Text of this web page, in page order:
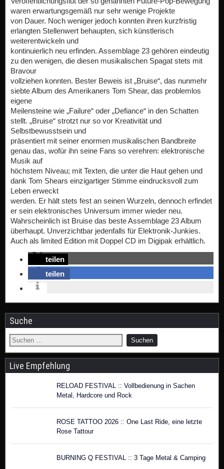
waren erwartungsgemäß nur sehr wenige Projekte
von Dauer. Noch weniger jedoch konnten ihren kurzfristig
erlangten Stellenwert behaupten, sich künstlerisch
weiterentwickeln und
kontinuierlich neu erfinden. Assemblage 23 gehören eindeutig
zu den wenigen, die diesen musikalischen Spagat stets mit
Bravour
vollziehen konnten. Bester Beweis ist „Bruise“, das nunmehr
siebte Album des Amerikaners Tom Shear, das problemlos
eigene
Meilensteine wie „Failure“ oder „Defiance“ in den Schatten
stellt. „Bruise“ strotzt nur so vor Kreativität und
Selbstbewusstsein und
präsentiert mit seiner enormen musikalischen Bandbreite
genau das, wofür ihn seine Fans so verehren: elektronische
Musik auf
höchstem Niveau; mit Texten, die unter die Haut gehen und
dank Tom Shears einzigartiger Stimme eindrucksvoll zum
Leben erweckt
werden. Er hält stets fest an seinen Wurzeln, dennoch erfindet
er sein elektronisches Universum immer wieder neu.
Wahrscheinlich ist Bruise das beste Assemblage 23 Album
überhaupt. Unverzichtbar jedenfalls für Elektronik-Junkies.
Auch als limited Edition mit Doppel CD im Digipak erhältlich.
teilen
teilen
Suche
Live Empfehlung
RELOAD FESTIVAL :: Vollbedienung in Sachen
Metal, Hardcore und Rock
ROSE TATTOO 2026 :: One Last Ride, eine letzte
Rose Tattour
BURNING Q FESTIVAL :: 3 Tage Metal & Camping